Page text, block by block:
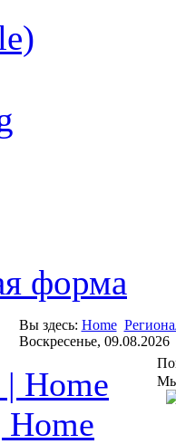
форма
Вы здесь: Home
Воскресенье, 09.08.2026
Мы